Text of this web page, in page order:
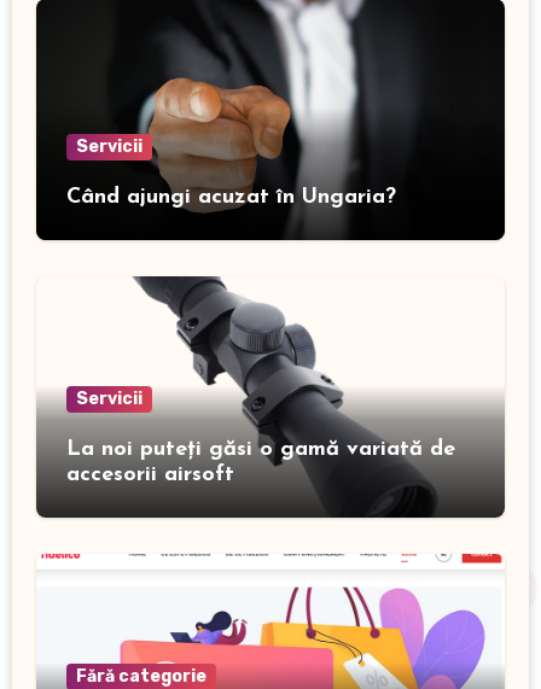
Servicii
Când ajungi acuzat în Ungaria?
Servicii
La noi puteți găsi o gamă variată de
accesorii airsoft
Fără categorie